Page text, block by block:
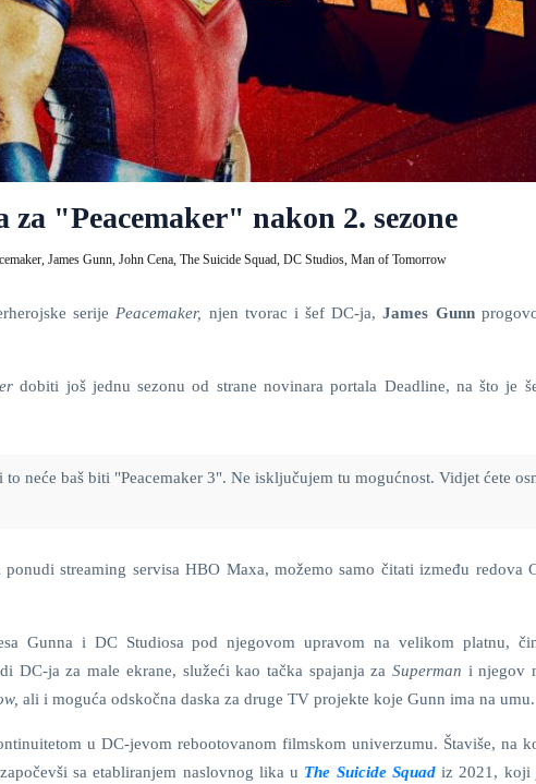
za "Peacemaker" nakon 2. sezone
James Gunn, John Cena, The Suicide Squad, DC Studios, Man of Tomorrow
serije Peacemaker, njen tvorac i šef DC-ja,James Gunn
dobiti još jednu sezonu od strane novinara portala Deadline, na što je
neće baš biti "Peacemaker 3". Ne isključujem tu mogućnost. Vidjet ćete
streaming servisa HBO Maxa, možemo samo čitati između redova
Gunna i DC Studiosa pod njegovom upravom na velikom platnu,
DC-ja za male ekrane, služeći kao tačka spajanja za Superman i njegov
ali i moguća odskočna daska za druge TV projekte koje Gunn ima na umu.
u DC-jevom rebootovanom filmskom univerzumu. Štaviše, na
sa etabliranjem naslovnog lika u The Suicide Squad iz 2021, koji